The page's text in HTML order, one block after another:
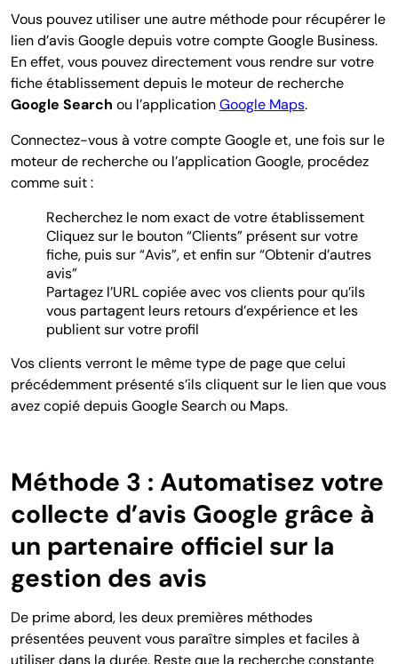
Vous pouvez utiliser une autre méthode pour récupérer le
lien d’avis Google depuis votre compte Google Business.
En effet, vous pouvez directement vous rendre sur votre
fiche établissement depuis le moteur de recherche
Google Search ou l’applicationGoogle Maps.
Connectez-vous à votre compte Google et, une fois sur le
moteur de recherche ou l’application Google, procédez
comme suit :
Recherchez le nom exact de votre établissement
Cliquez sur le bouton “Clients” présent sur votre
fiche, puis sur “Avis”, et enfin sur “Obtenir d’autres
avis”
Partagez l’URL copiée avec vos clients pour qu’ils
vous partagent leurs retours d’expérience et les
publient sur votre profil
Vos clients verront le même type de page que celui
précédemment présenté s’ils cliquent sur le lien que vous
avez copié depuis Google Search ou Maps.
Méthode 3 : Automatisez votre
collecte d’avis Google grâce à
un partenaire officiel sur la
gestion des avis
De prime abord, les deux premières méthodes
présentées peuvent vous paraître simples et faciles à
utiliser dans la durée. Reste que la recherche constante